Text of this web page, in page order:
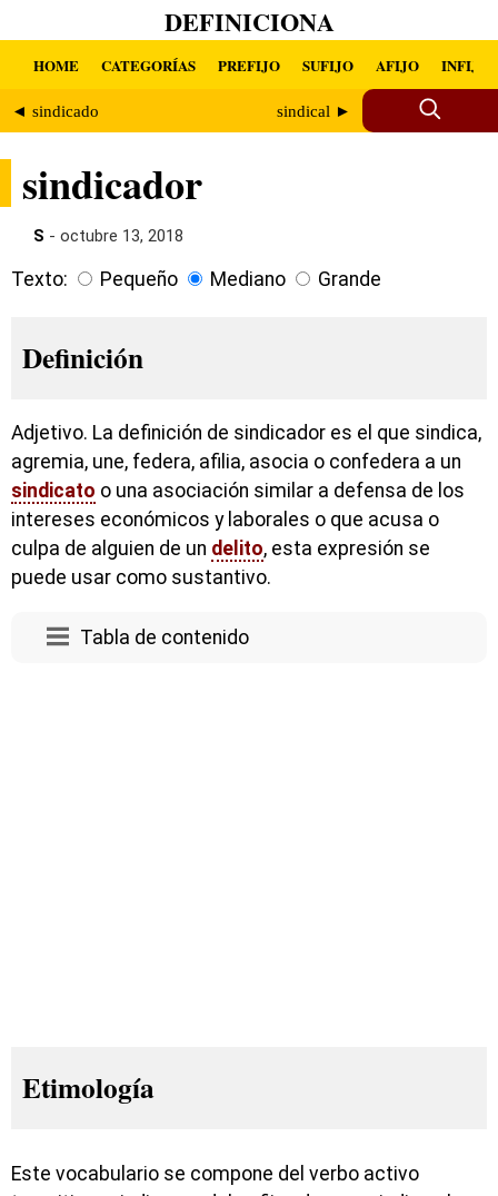
DEFINICIONA
HOME CATEGORÍAS PREFIJO SUFIJO AFIJO INFIJO
◄ sindicado sindical ►
sindicador
S - octubre 13, 2018
Texto: Pequeño Mediano Grande
Definición
Adjetivo. La definición de sindicador es el que sindica,
agremia, une, federa, afilia, asocia o confedera a un
sindicato o una asociación similar a defensa de los
intereses económicos y laborales o que acusa o
culpa de alguien de un delito, esta expresión se
puede usar como sustantivo.
Tabla de contenido
Etimología
Este vocabulario se compone del verbo activo